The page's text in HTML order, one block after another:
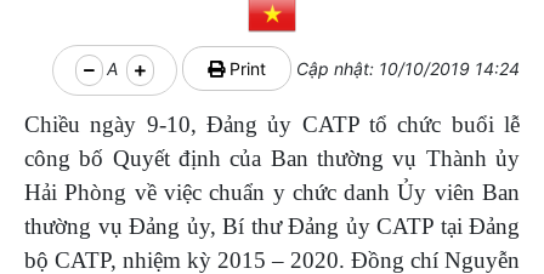
A Print Cập nhật: 10/10/2019 14:24
Chiều ngày 9-10, Đảng ủy CATP tổ chức buổi lễ
công bố Quyết định của Ban thường vụ Thành ủy
Hải Phòng về việc chuẩn y chức danh Ủy viên Ban
thường vụ Đảng ủy, Bí thư Đảng ủy CATP tại Đảng
bộ CATP, nhiệm kỳ 2015 – 2020. Đồng chí Nguyễn